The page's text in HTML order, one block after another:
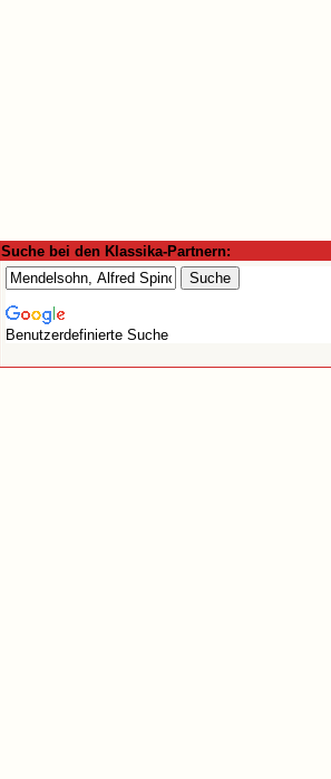
Suche bei den Klassika-Partnern:
Benutzerdefinierte Suche